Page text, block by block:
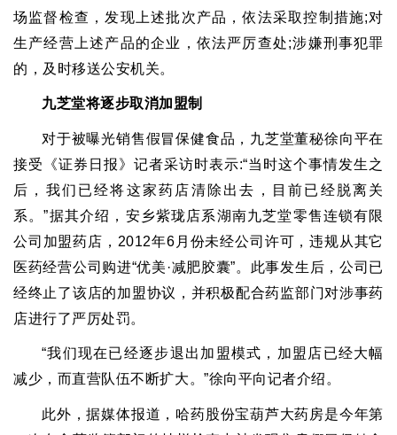
场监督检查 ， 发现上述批次产品 ，依法采取控制措施;对
生产经营上述产品的企业 ， 依法严厉查处;涉嫌刑事犯罪
的 ， 及时移送公安机关。
九芝堂将逐步取消加盟制
对于被曝光销售假冒保健食品 ， 九芝堂董秘徐向平在
接受《证券日报》记者采访时表示:“当时这个事情发生之
后 ， 我们已经将这家药店清除出去 ，
目前已经脱离关
系。”据其介绍 ， 安乡紫珑店系湖南九芝堂零售连锁有限
公司加盟药店 ， 2012年6 月份未经公司许可 ，违规从其它
医药经营公司购进“优美·减肥胶囊”。此事发生后 ，公司已
经终止了该店的加盟协议 ， 并积极配合药监部门对涉事药
店进行了严厉处罚。
“我们现在已经逐步退出加盟模式 ， 加盟店已经大幅
减少 ， 而直营队伍不断扩大。”徐向平向记者介绍。
此外 ，据媒体报道 ， 哈药股份宝葫芦大药房是今年第